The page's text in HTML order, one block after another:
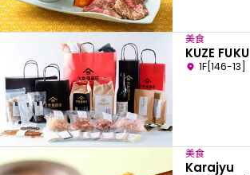
美食
KUZE FUKU
1F[146-13]
美食
Karajyu